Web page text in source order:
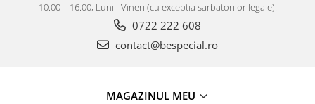
10.00 – 16.00, Luni - Vineri (cu exceptia sarbatorilor legale).
0722 222 608
contact@bespecial.ro
MAGAZINUL MEU